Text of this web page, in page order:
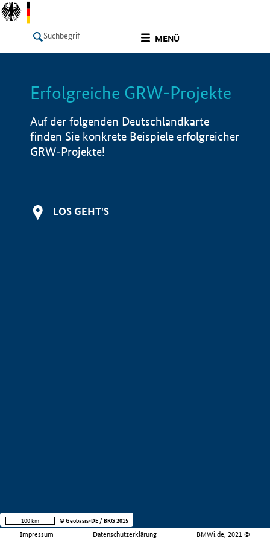
MENÜ
LISTE Info
Erfolgreiche GRW-Projekte
Auf der folgenden Deutschlandkarte
finden Sie konkrete Beispiele erfolgreicher
GRW-Projekte!
LOS GEHT'S
Impressum Datenschutzerklärung BMWi.de, 2021 ©
100 km © Geobasis-DE / BKG 2015